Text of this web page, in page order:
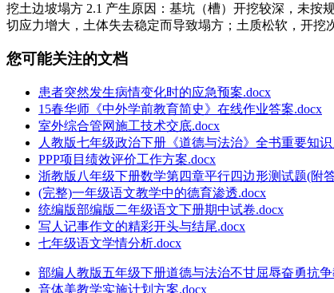
挖土边坡塌方 2.1 产生原因：基坑（槽）开挖较深，未
切应力增大，土体失去稳定而导致塌方；土质松软，开挖
您可能关注的文档
患者突然发生病情变化时的应急预案.docx
15春华师《中外学前教育简史》在线作业答案.docx
室外综合管网施工技术交底.docx
人教版七年级政治下册《道德与法治》全书重要知
PPP项目绩效评价工作方案.docx
浙教版八年级下册数学第四章平行四边形测试题(附
(完整)一年级语文教学中的德育渗透.docx
统编版部编版二年级语文下册期中试卷.docx
写人记事作文的精彩开头与结尾.docx
七年级语文学情分析.docx
部编人教版五年级下册道德与法治不甘屈辱奋勇抗
音体美教学实施计划方案.docx